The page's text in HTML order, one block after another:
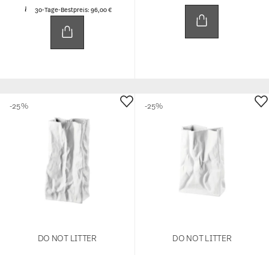
30-Tage-Bestpreis:96,00 €
DO NOT LITTER
-25%
DO NOT LITTER
-25%